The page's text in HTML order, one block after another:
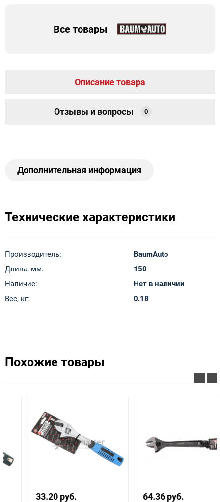
Все товары
Описание товара
Отзывы и вопросы 0
Дополнительная информация
Технические характеристики
Производитель:
BaumAuto
Длина, мм:
150
Наличие:
Нет в наличии
Вес, кг:
0.18
Похожие товары
33.20 руб. 64.36 руб.